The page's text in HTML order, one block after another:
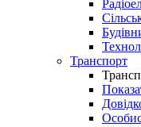
Транспорт